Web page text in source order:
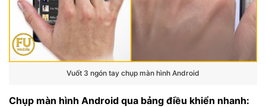
Vuốt 3 ngón tay chụp màn hình Android
Chụp màn hình Android qua bảng điều khiển nhanh: